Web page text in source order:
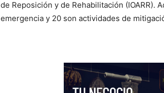
de Reposición y de Rehabilitación (IOARR).
emergencia y 20 son actividades de